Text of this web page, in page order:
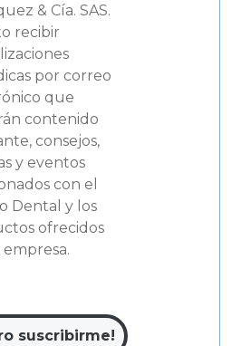
& Cía. SAS.
recibir
por correo
que
contenido
consejos,
y eventos
con el
Dental y los
ofrecidos